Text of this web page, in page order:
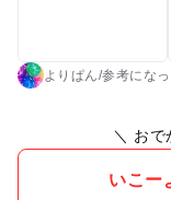
よりぱん/参考に な
＼ おで
いこー